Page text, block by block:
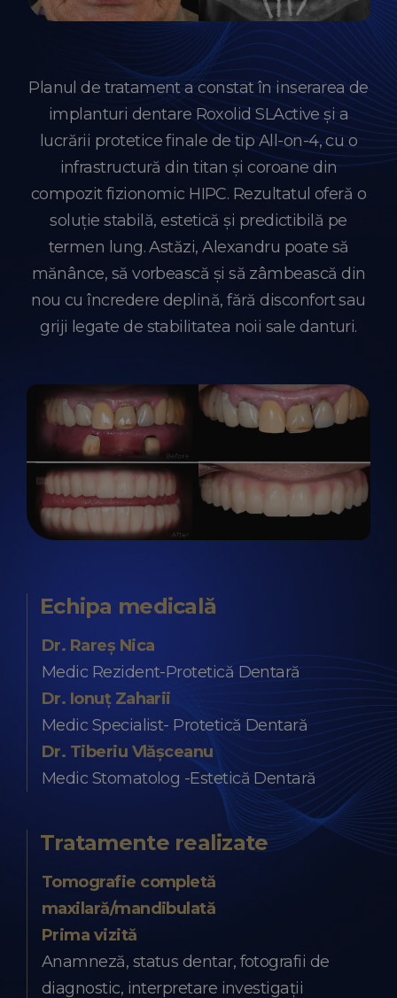
Planul de tratament a constat în inserarea de
implanturi dentare Roxolid SLActive și a
lucrării protetice finale de tip All-on-4, cu o
infrastructură din titan și coroane din
compozit fizionomic HIPC. Rezultatul oferă o
soluție stabilă, estetică și predictibilă pe
termen lung. Astăzi, Alexandru poate să
mănânce, să vorbească și să zâmbească din
nou cu încredere deplină, fără disconfort sau
griji legate de stabilitatea noii sale danturi.
Echipa medicală
Dr. Rareș Nica
Medic Rezident-Protetică Dentară
Dr. Ionuț Zaharii
Medic Specialist- Protetică Dentară
Dr. Tiberiu Vlășceanu
Medic Stomatolog -Estetică Dentară
Tratamente realizate
Tomografie completă
maxilară/mandibulată
Prima vizită
Anamneză, status dentar, fotografii de
diagnostic, interpretare investigații